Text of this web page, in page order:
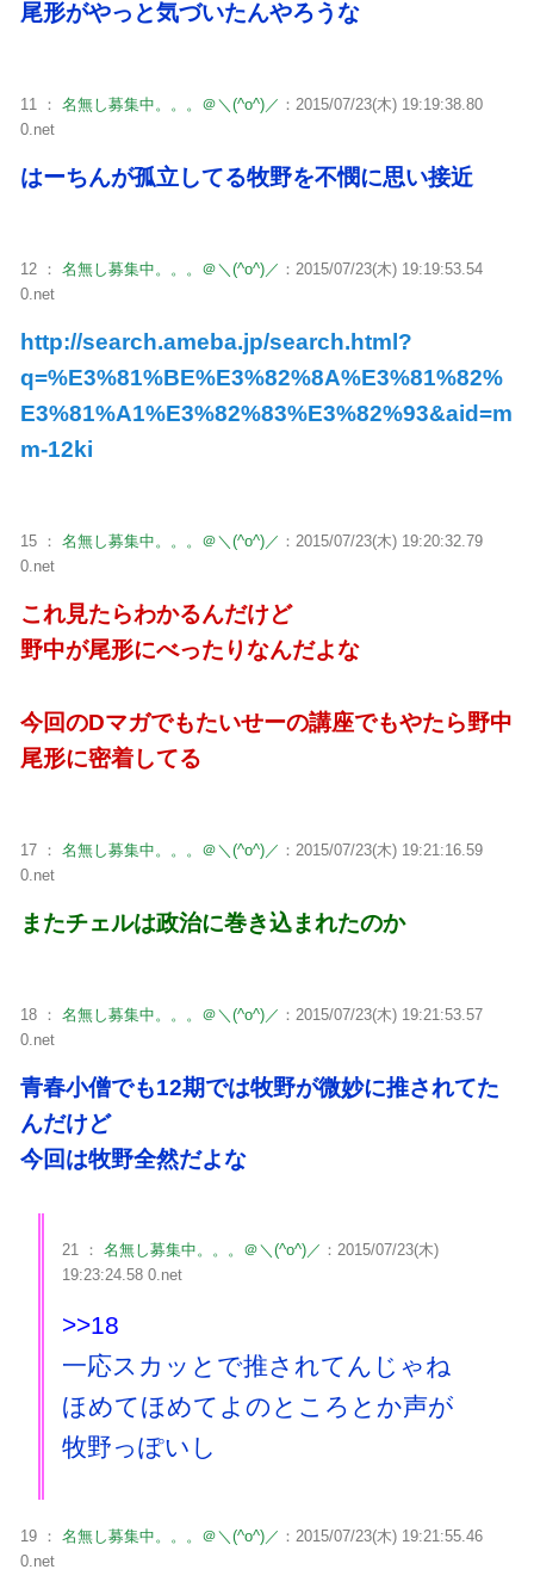
尾形がやっと気づいたんやろうな
11 ： 名無し募集中。。。＠＼(^o^)／ ：2015/07/23(木) 19:19:38.80
0.net
はーちんが孤立してる牧野を不憫に思い接近
12 ： 名無し募集中。。。＠＼(^o^)／ ：2015/07/23(木) 19:19:53.54
0.net
http://search.ameba.jp/search.html?
q=%E3%81%BE%E3%82%8A%E3%81%82%
E3%81%A1%E3%82%83%E3%82%93&aid=m
m-12ki
15 ： 名無し募集中。。。＠＼(^o^)／ ：2015/07/23(木) 19:20:32.79
0.net
これ見たらわかるんだけど
野中が尾形にべったりなんだよな
今回のDマガでもたいせーの講座でもやたら野中
尾形に密着してる
17 ： 名無し募集中。。。＠＼(^o^)／ ：2015/07/23(木) 19:21:16.59
0.net
またチェルは政治に巻き込まれたのか
18 ： 名無し募集中。。。＠＼(^o^)／ ：2015/07/23(木) 19:21:53.57
0.net
青春小僧でも12期では牧野が微妙に推されてた
んだけど
今回は牧野全然だよな
21 ： 名無し募集中。。。＠＼(^o^)／ ：2015/07/23(木)
19:23:24.58 0.net
>>18
一応スカッとで推されてんじゃね
ほめてほめてよのところとか声が
牧野っぽいし
19 ： 名無し募集中。。。＠＼(^o^)／ ：2015/07/23(木) 19:21:55.46
0.net